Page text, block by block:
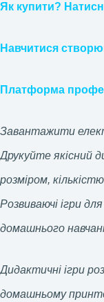
Як купити?
Навчитися
Платформа
Завантажити
Друкуйте якісний
розміром,
Розвиваючі ігри
домашнього
Дидактичні ігри
домашньому